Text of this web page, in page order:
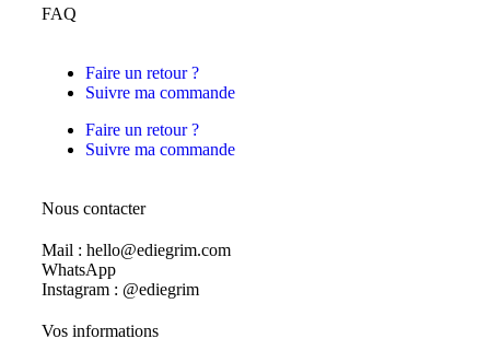
FAQ
Faire un retour ?
Suivre ma commande
Faire un retour ?
Suivre ma commande
Nous contacter
Mail : hello@ediegrim.com
WhatsApp
Instagram : @ediegrim
Vos informations